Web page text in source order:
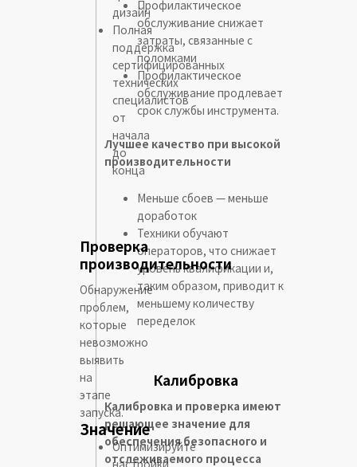
дизайн
Полная
поддержка
сертифицированных
технических
специалистов
от
начала
до
конца
Проверка
производительности
Обнаружение
проблем,
которые
невозможно
выявить
на
этапе
запуска.
Значение
Оптимизируйте
Профилактическое
обслуживание снижает
затраты, связанные с
поломками
Профилактическое
обслуживание продлевает
срок службы инструмента.
Лучшее качество при высокой
производительности
Меньше сбоев — меньше
доработок
Техники обучают
операторов, что снижает
уровень квалификации и,
таким образом, приводит к
меньшему количеству
переделок
Калибровка
Калибровка и проверка имеют
решающее значение для
обеспечения безопасного и
отслеживаемого процесса